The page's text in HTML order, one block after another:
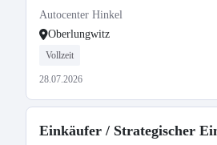
Autocenter Hinkel
Oberlungwitz
Vollzeit
28.07.2026
Einkäufer / Strategischer